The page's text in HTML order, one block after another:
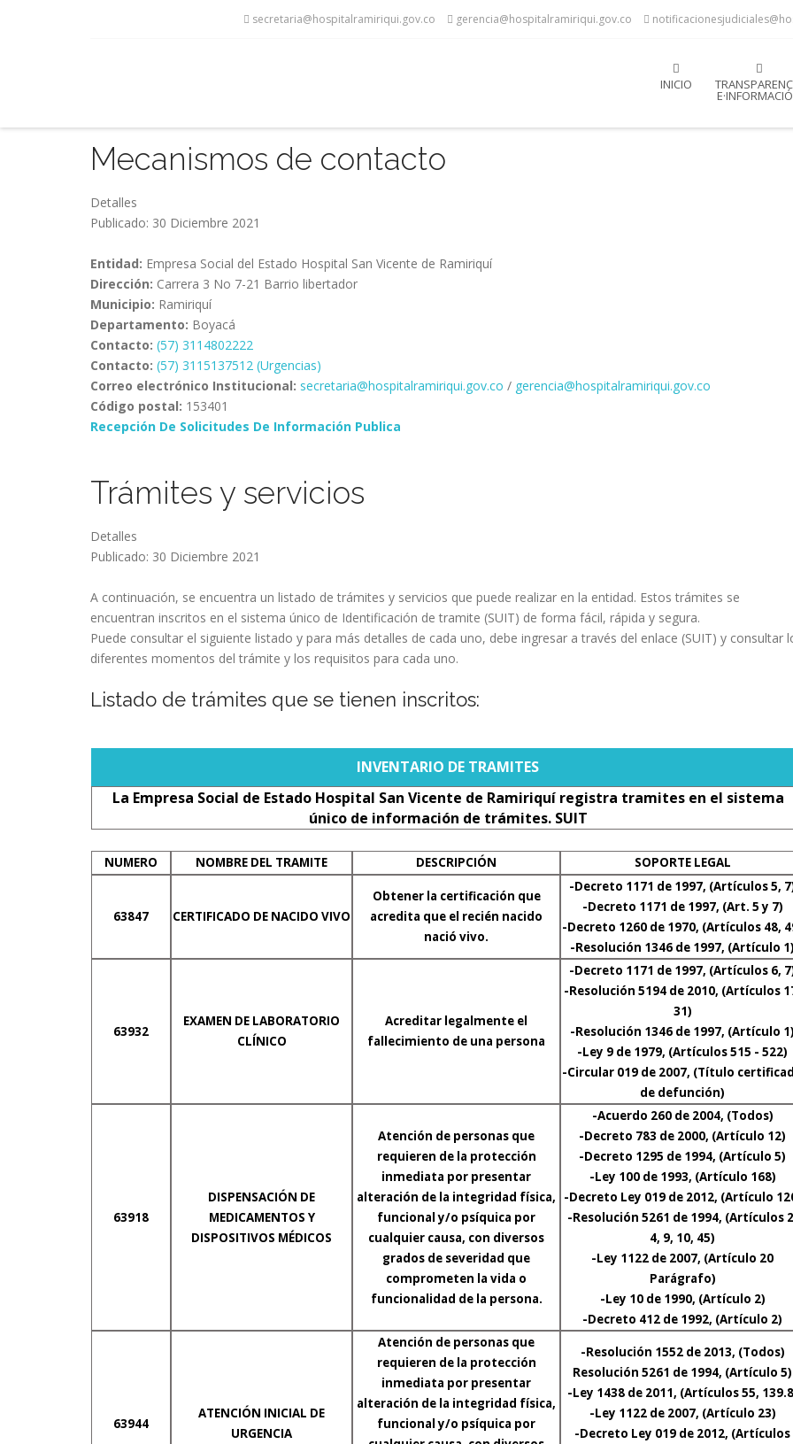
secretaria@hospitalramiriqui.gov.co gerencia@hospitalramiriqui.gov.co
INICIO
Mecanismos de contacto
Detalles
Publicado: 30 Diciembre 2021
Entidad: Empresa Social del Estado Hospital San Vicente de Ramiriquí
Dirección: Carrera 3 No 7-21 Barrio libertador
Municipio: Ramiriquí
Departamento: Boyacá
Contacto: (57) 3114802222
Contacto: (57) 3115137512 (Urgencias)
Correo electrónico Institucional: secretaria@hospitalramiriqui.gov.co / gerencia@hospitalramiriqui.gov.co
Código postal: 153401
Recepción De Solicitudes De Información Publica
Trámites y servicios
Detalles
Publicado: 30 Diciembre 2021
A continuación, se encuentra un listado de trámites y servicios que puede realizar en la entidad. Estos trámites se
encuentran inscritos en el sistema único de Identificación de tramite (SUIT) de forma fácil, rápida y segura.
Puede consultar el siguiente listado y para más detalles de cada uno, debe ingresar a través del enlace (SUIT) y consultar
diferentes momentos del trámite y los requisitos para cada uno.
Listado de trámites que se tienen inscritos:
INVENTARIO DE TRAMITES
La Empresa Social de Estado Hospital San Vicente de Ramiriquí registra tramites en el sistema
único de información de trámites. SUIT
NUMERO NOMBRE DEL TRAMITE DESCRIPCIÓN SOPORTE LEGAL
63847 CERTIFICADO DE NACIDO VIVO
Obtener la certificación que
acredita que el recién nacido
nació vivo.
-Decreto 1171 de 1997, (Artículos 5,
-Decreto 1171 de 1997, (Art. 5 y 7)
-Decreto 1260 de 1970, (Artículos 48,
-Resolución 1346 de 1997, (Artículo 1)
63932
EXAMEN DE LABORATORIO
CLÍNICO
Acreditar legalmente el
fallecimiento de una persona
-Decreto 1171 de 1997, (Artículos 6,
-Resolución 5194 de 2010, (Artículos
31)
-Resolución 1346 de 1997, (Artículo 1)
-Ley 9 de 1979, (Artículos 515 - 522)
-Circular 019 de 2007, (Título
de defunción)
63918
DISPENSACIÓN DE
MEDICAMENTOS Y
DISPOSITIVOS MÉDICOS
Atención de personas que
requieren de la protección
inmediata por presentar
alteración de la integridad física,
funcional y/o psíquica por
cualquier causa, con diversos
grados de severidad que
comprometen la vida o
funcionalidad de la persona.
-Acuerdo 260 de 2004, (Todos)
-Decreto 783 de 2000, (Artículo 12)
-Decreto 1295 de 1994, (Artículo 5)
-Ley 100 de 1993, (Artículo 168)
-Decreto Ley 019 de 2012, (Artículo
-Resolución 5261 de 1994, (Artículos
4, 9, 10, 45)
-Ley 1122 de 2007, (Artículo 20
Parágrafo)
-Ley 10 de 1990, (Artículo 2)
-Decreto 412 de 1992, (Artículo 2)
63944
ATENCIÓN INICIAL DE
URGENCIA
Atención de personas que
requieren de la protección
inmediata por presentar
alteración de la integridad física,
funcional y/o psíquica por
-Resolución 1552 de 2013, (Todos)
Resolución 5261 de 1994, (Artículo 5)
-Ley 1438 de 2011, (Artículos 55,
-Ley 1122 de 2007, (Artículo 23)
-Decreto Ley 019 de 2012, (Artículos